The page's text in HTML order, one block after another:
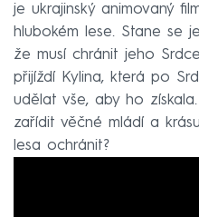
je ukrajinský animovaný
hlubokém lese. Stane se
že musí chránit jeho
přijíždí Kylina, která po
udělat vše, aby ho
zařídit věčné mládí a
lesa ochránit?